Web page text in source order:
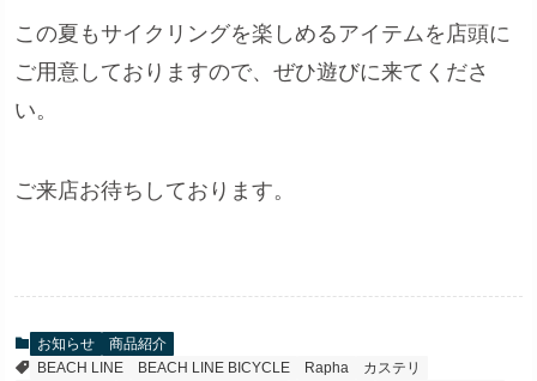
この夏もサイクリングを楽しめるアイテムを店頭に
ご用意しておりますので、ぜひ遊びに来てくださ
い。
ご来店お待ちしております。
お知らせ
商品紹介
BEACH LINE
BEACH LINE BICYCLE Rapha
カステリ